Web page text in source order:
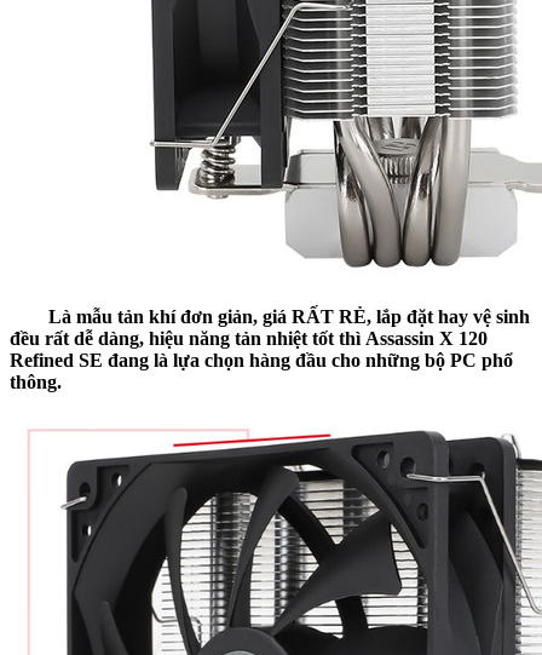
Là mẫu tản khí đơn giản, giá RẤT RẺ, lắp đặt hay vệ sinh
đều rất dễ dàng, hiệu năng tản nhiệt tốt thìAssassin X 120
Refined SE đang là lựa chọn hàng đầu cho những bộ PC phổ
thông.